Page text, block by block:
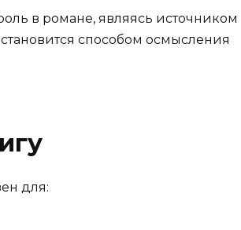
в романе, являясь источником
способом осмысления
для: